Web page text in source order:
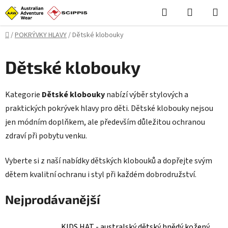
Přejít
na
obsah
Hledat
KOŠÍK
Domů
/POKRÝVKY HLAVY/Dětské klobouky
Dětské klobouky
Kategorie Dětské kloboukynabízí výběr stylových a
praktických pokrývek hlavy pro děti. Dětské klobouky nejsou
jen módním doplňkem, ale především důležitou ochranou
zdraví při pobytu venku.
Vyberte si z naší nabídky dětských klobouků a dopřejte svým
dětem kvalitní ochranu i styl při každém dobrodružství.
Nejprodávanější